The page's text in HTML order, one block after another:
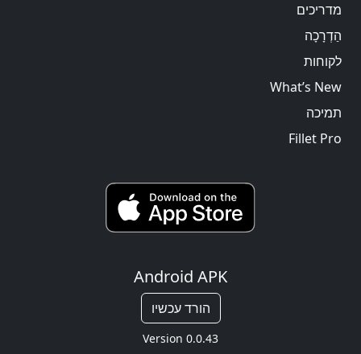
מדריכים
הַדְרָכָה
לקוחות
What’s New
תמיכה
Fillet Pro
Android APK
הורד עכשיו
Version 0.0.43